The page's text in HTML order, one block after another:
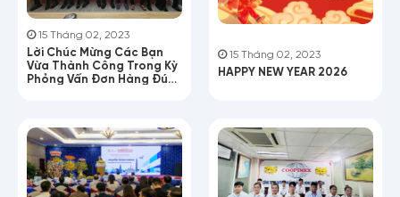
Lời Chúc Mừng Các Bạn
Vừa Thành Công Trong Kỳ
Phỏng Vấn Đơn Hàng Đúc
15 Tháng 02, 2023
HAPPY NEW YEAR 2026
15 Tháng 02, 2023